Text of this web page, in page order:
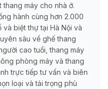
thang máy cho nhà ở.
hành cùng hơn 2.000
biệt thự tại Hà Nội và
sâu về ghế thang
cao tuổi, thang máy
phòng máy và thang
trực tiếp tư vấn và biên
loại và tải trọng phù